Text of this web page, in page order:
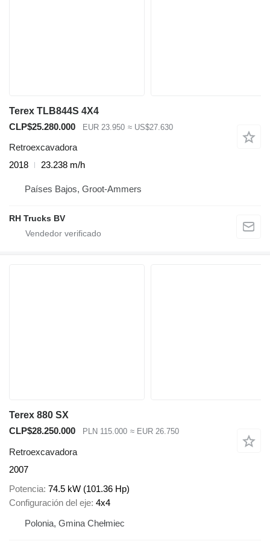
Terex TLB844S 4X4
CLP$25.280.000
EUR 23.950 ≈ US$27.630
Retroexcavadora
2018
23.238 m/h
Países Bajos, Groot-Ammers
RH Trucks BV
Terex 880 SX
CLP$28.250.000
PLN 115.000 ≈ EUR 26.750
Retroexcavadora
2007
Potencia 74.5 kW (101.36 Hp)
Configuración del eje 4x4
Polonia, Gmina Chełmiec